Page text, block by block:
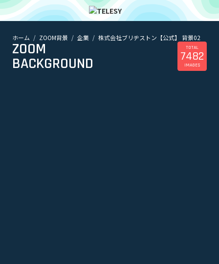
ホーム
ホーム ZOOM背景 企業 株式会社ブリヂストン【公式】 背景02
ZOOM
BACKGROUND
TOTAL
7482
IMAGES